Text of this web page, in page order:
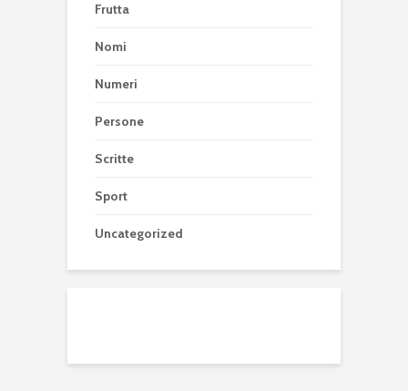
Frutta
Nomi
Numeri
Persone
Scritte
Sport
Uncategorized